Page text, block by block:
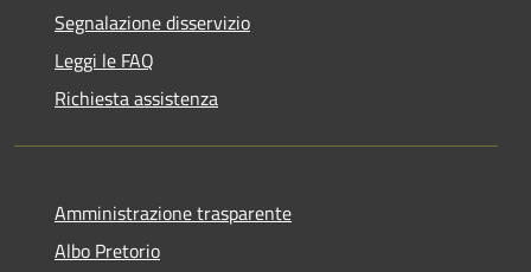
Segnalazione disservizio
Leggi le FAQ
Richiesta assistenza
Amministrazione trasparente
Albo Pretorio